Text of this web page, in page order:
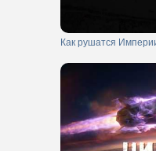
Как рушатся